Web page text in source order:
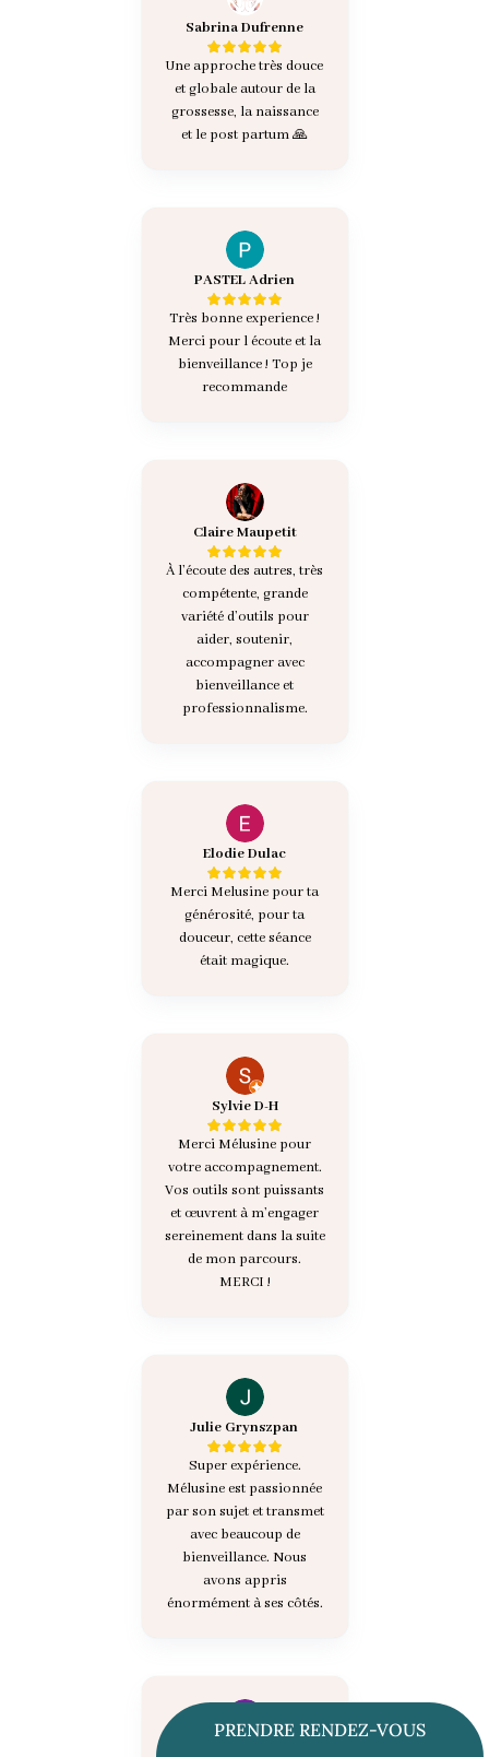
Sabrina Dufrenne
Une approche très douce
et globale autour de la
grossesse, la naissance
et le post partum 🙏
PASTEL Adrien
Très bonne experience !
Merci pour l écoute et la
bienveillance ! Top je
recommande
Claire Maupetit
À l’écoute des autres, très
compétente, grande
variété d’outils pour
aider, soutenir,
accompagner avec
bienveillance et
professionnalisme.
Elodie Dulac
Merci Melusine pour ta
générosité, pour ta
douceur, cette séance
était magique.
Sylvie D-H
Merci Mélusine pour
votre accompagnement.
Vos outils sont puissants
et œuvrent à m’engager
sereinement dans la suite
de mon parcours.
MERCI !
Julie Grynszpan
Super expérience.
Mélusine est passionnée
par son sujet et transmet
avec beaucoup de
bienveillance. Nous
avons appris
énormément à ses côtés.
PRENDRE RENDEZ-VOUS